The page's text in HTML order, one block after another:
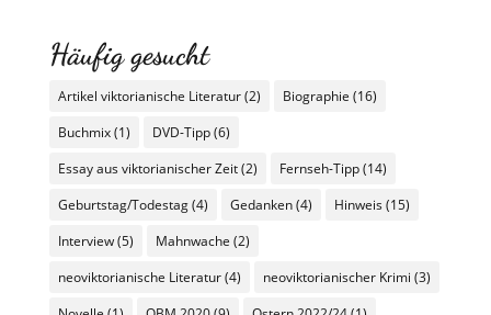
Häufig gesucht
Artikel viktorianische Literatur(2) Biographie (16)
Buchmix(1) DVD-Tipp(6)
Essay aus viktorianischer Zeit(2) Fernseh-Tipp(14)
Geburtstag/Todestag(4) Gedanken(4) Hinweis(15)
Interview(5) Mahnwache (2)
neoviktorianische Literatur(4) neoviktorianischer Krimi (3)